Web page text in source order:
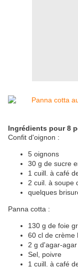
Ingrédients pour 8
Confit d'oignon :
5 oignons
30 g de sucre
1 cuill. à café
2 cuil. à soupe
quelques
Panna cotta :
130 g de foie
60 cl de crème
2 g d'agar-
Sel, poivre
1 cuill. à café